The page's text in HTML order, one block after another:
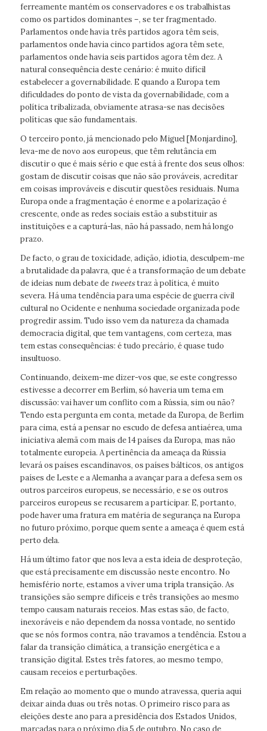
ferreamente mantém os conservadores e os trabalhistas
como os partidos dominantes –, se ter fragmentado.
Parlamentos onde havia três partidos agora têm seis,
parlamentos onde havia cinco partidos agora têm sete,
parlamentos onde havia seis partidos agora têm dez. A
natural consequência deste cenário: é muito difícil
estabelecer a governabilidade. E quando a Europa tem
dificuldades do ponto de vista da governabilidade, com a
política tribalizada, obviamente atrasa-se nas decisões
políticas que são fundamentais.
O terceiro ponto, já mencionado pelo Miguel [Monjardino],
leva-me de novo aos europeus, que têm relutância em
discutir o que é mais sério e que está à frente dos seus olhos:
gostam de discutir coisas que não são prováveis, acreditar
em coisas improváveis e discutir questões residuais. Numa
Europa onde a fragmentação é enorme e a polarização é
crescente, onde as redes sociais estão a substituir as
instituições e a capturá-las, não há passado, nem há longo
prazo.
De facto, o grau de toxicidade, adição, idiotia, desculpem-me
a brutalidade da palavra, que é a transformação de um debate
de ideias num debate de tweetstraz à política, é muito
severa. Há uma tendência para uma espécie de guerra civil
cultural no Ocidente e nenhuma sociedade organizada pode
progredir assim. Tudo isso vem da natureza da chamada
democracia digital, que tem vantagens, com certeza, mas
tem estas consequências: é tudo precário, é quase tudo
insultuoso.
Continuando, deixem-me dizer-vos que, se este congresso
estivesse a decorrer em Berlim, só haveria um tema em
discussão: vai haver um conflito com a Rússia, sim ou não?
Tendo esta pergunta em conta, metade da Europa, de Berlim
para cima, está a pensar no escudo de defesa antiaérea, uma
iniciativa alemã com mais de 14 países da Europa, mas não
totalmente europeia. A pertinência da ameaça da Rússia
levará os países escandinavos, os países bálticos, os antigos
países de Leste e a Alemanha a avançar para a defesa sem os
outros parceiros europeus, se necessário, e se os outros
parceiros europeus se recusarem a participar. E, portanto,
pode haver uma fratura em matéria de segurança na Europa
no futuro próximo, porque quem sente a ameaça é quem está
perto dela.
Há um último fator que nos leva a esta ideia de desproteção,
que está precisamente em discussão neste encontro. No
hemisfério norte, estamos a viver uma tripla transição. As
transições são sempre difíceis e três transições ao mesmo
tempo causam naturais receios. Mas estas são, de facto,
inexoráveis e não dependem da nossa vontade, no sentido
que se nós formos contra, não travamos a tendência. Estou a
falar da transição climática, a transição energética e a
transição digital. Estes três fatores, ao mesmo tempo,
causam receios e perturbações.
Em relação ao momento que o mundo atravessa, queria aqui
deixar ainda duas ou três notas. O primeiro risco para as
eleições deste ano para a presidência dos Estados Unidos,